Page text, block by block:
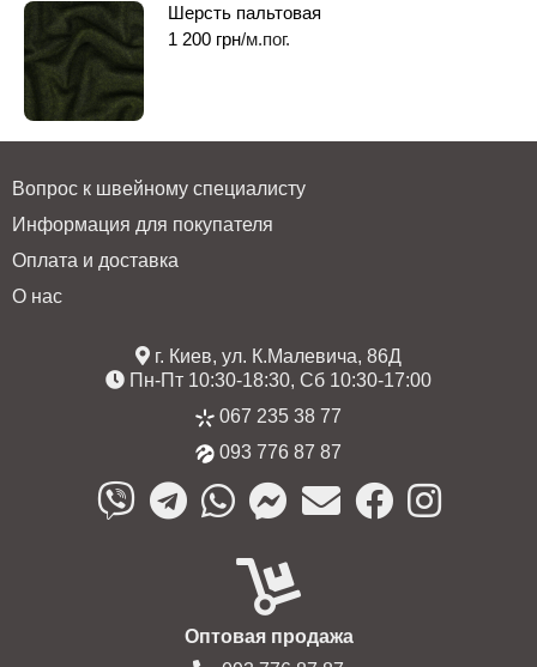
Шерсть пальтовая
1 200 грн/м.пог.
Вопрос к швейному специалисту
Информация для покупателя
Оплата и доставка
О нас
г. Киев, ул. К.Малевича, 86Д
Пн-Пт 10:30-18:30, Сб 10:30-17:00
067 235 38 77
093 776 87 87
Оптовая продажа